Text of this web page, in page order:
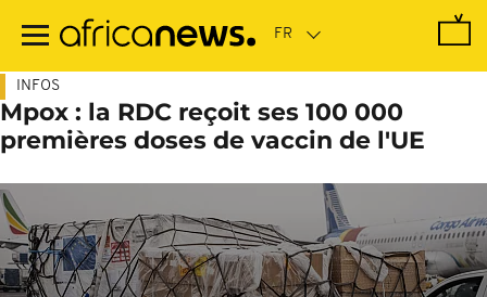
contenu
INFOS
Mpox : la RDC reçoit ses 100 000
premières doses de vaccin de l'UE